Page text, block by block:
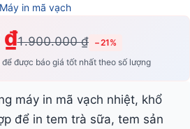
Máy in mã vạch
1.900.000 ₫ −21%
được báo giá tốt nhất theo số lượng
máy in mã vạch nhiệt, khổ
để in tem trà sữa, tem sản